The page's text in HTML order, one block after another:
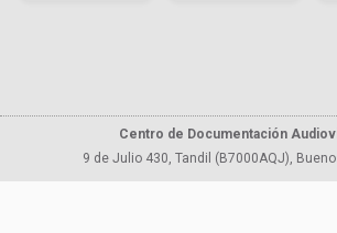
Centro de Documentación
9 de Julio 430, Tandil (B7000AQJ),